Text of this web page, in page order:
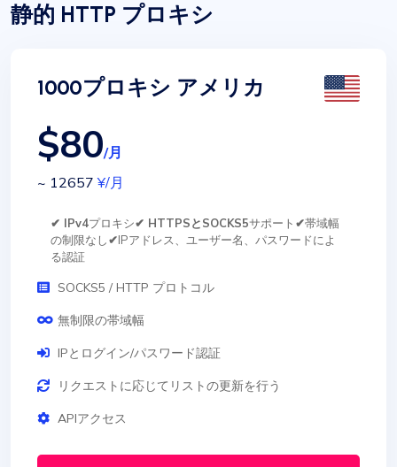
静的 HTTP プロキシ
1000プロキシ アメリカ
$80/月
~ 12657¥/月
✔ IPv4プロキシ✔ HTTPSとSOCKS5サポート ✔帯域幅
の制限なし✔IPアドレス、ユーザー名、パスワードによ
る認証
SOCKS5 / HTTP プロトコル
無制限の帯域幅
IPとログイン/パスワード認証
リクエストに応じてリストの更新を行う
APIアクセス